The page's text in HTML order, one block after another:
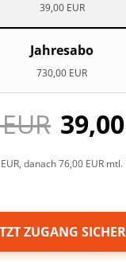
39,00 EUR
Jahresabo
730,00 EUR
39,00
danach 76,00 EUR
ZUGANG